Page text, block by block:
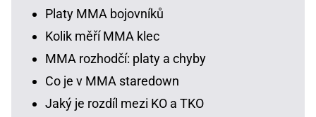
Platy MMA bojovníků
Kolik měří MMA klec
MMA rozhodčí: platy a chyby
Co je v MMA staredown
Jaký je rozdíl mezi KO a TKO